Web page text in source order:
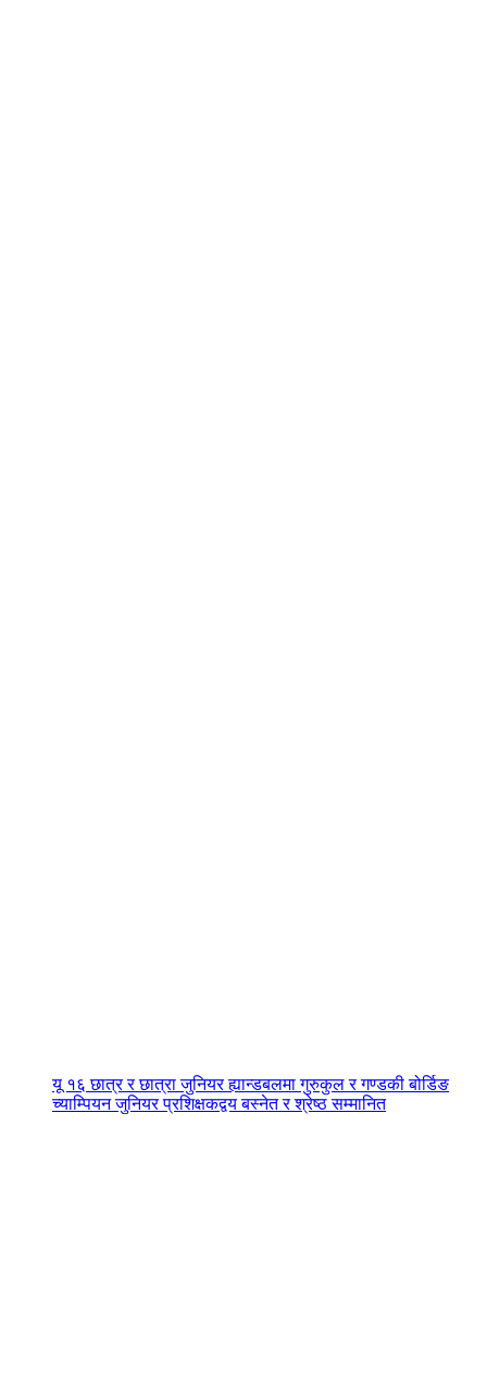
यू १६ छात्र र छात्रा जुनियर ह्यान्डबलमा गुरुकुल र गण्डकी बोर्डिङ
च्याम्पियन जुनियर प्रशिक्षकद्वय बस्नेत र श्रेष्ठ सम्मानित